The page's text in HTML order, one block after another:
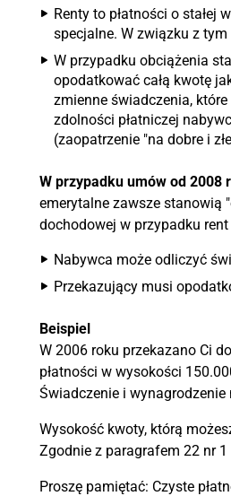
Renty to płatności o
specjalne. W związku z
W przypadku obciążenia
opodatkować całą kwotę
zmienne świadczenia,
zdolności płatniczej
(zaopatrzenie "na dobre i
W przypadku umów od 2008
emerytalne zawsze stanowią
dochodowej w przypadku
Nabywca może odliczyć
Przekazujący musi
Beispiel
W 2006 roku przekazano Ci
płatności w wysokości
Świadczenie i
Wysokość kwoty, którą
Zgodnie z paragrafem 22 nr 1
Proszę pamiętać: Czyste